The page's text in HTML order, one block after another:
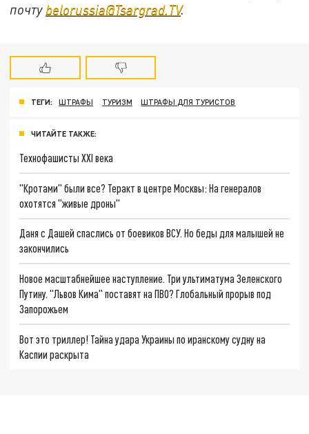
почту belorussia@Tsargrad.TV.
ТЕГИ: ШТРАФЫ ТУРИЗМ ШТРАФЫ ДЛЯ ТУРИСТОВ
ЧИТАЙТЕ ТАКЖЕ:
Технофашисты XXI века
"Кротами" были все? Теракт в центре Москвы: На генералов
охотятся "живые дроны"
Даня с Дашей спаслись от боевиков ВСУ. Но беды для малышей не
закончились
Новое масштабнейшее наступление. Три ультиматума Зеленского
Путину. "Львов Кима" поставят на ПВО? Глобальный прорыв под
Запорожьем
Вот это триллер! Тайна удара Украины по иранскому судну на
Каспии раскрыта